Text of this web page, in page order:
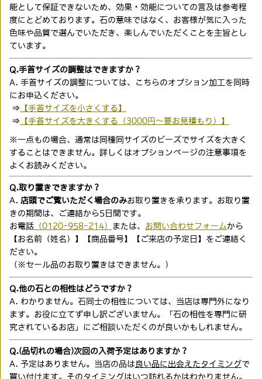
能として保証できないため、効果・効能についての言及は参考程
度にとどめております。石の意味ではなく、お客様が気に入った
色味や品質で選んでいただき、楽しんでいただくことを主旨とし
ています。
Q.手首サイズの調整はできますか？
A. 手首サイズの調整については、こちらのオプション加工を同時
にお申込ください。
⇒ 【手首サイズを小さくする】
⇒ 【手首サイズを大きくする（3000円〜要お見積もり）】
※一点もの場合、通常は同種同サイズのビーズでサイズを大きく
することはできません。詳しくはオプションページの注意事項を
よくお読みください。
Q.取り置きできますか？
A. 店頭でご覧いただく場合のみお取り置きを承ります。お取り置
きの期間は、ご連絡から5日間です。
お電話（0120-958-214） または、 お問い合わせフォーム から
【お名前（姓名）】【商品番号】【ご来店の予定日】をご連絡く
ださい。
（※セール品のお取り置きはできません。）
Q.他の石との相性はどうですか？
A. わかりません。石同士の相性については、当店は専門外になり
ます。お役に立てず申し訳ございません。「石の相性を専門に研
究されているお店」にご相談いただくのが良いかもしれません。
Q.(品切れの場合)次回の入荷予定はありますか？
A. 予定はありません。当店の品は 良い品に出会えたタイミングで
買い付けます。そのタイミングはいつ訪れるかはわかりません。